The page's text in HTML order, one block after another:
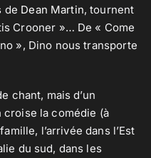
de Dean Martin, tournent
Crooner »… De « Come
», Dino nous transporte
chant, mais d’un
la comédie (à
l’arrivée dans l’Est
du sud, dans les